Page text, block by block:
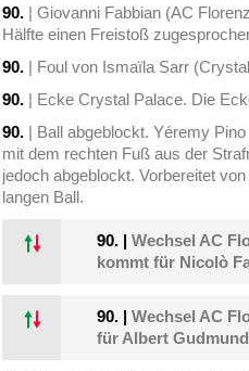
90. | Giovanni Fabbian (AC
Hälfte einen Freistoß
90. | Foul von Ismaïla Sarr
90. | Ecke Crystal Palace. Die
90. | Ball abgeblockt. Yéremy
mit dem rechten Fuß aus der
jedoch abgeblockt. Vorbereitet
langen Ball.
90. |Wechsel AC
kommt für Nicolò
90. |Wechsel AC
für Albert